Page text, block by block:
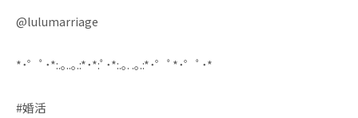
@lulumarriage
*･゜ﾟ･*:.｡..｡.:*･*:ﾟ･*:.｡. .｡.:*･゜ﾟ*･゜ﾟ･*
#婚活